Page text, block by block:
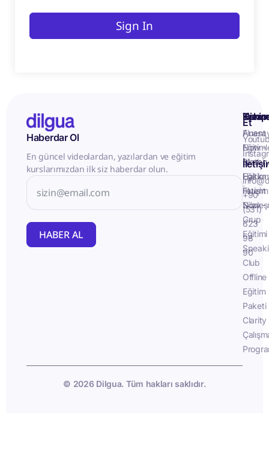
Sign In
Haberdar Ol
En güncel videolardan, yazılardan ve eğitim
kurslarımızdan ilk siz haberdar olun.
HABER AL
İletişim
Fluent
Now -
Birebir
Eğitim
Fluent
Now -
Grup
Eğitimi
Club
Offline
Eğitim
Paketi
Clarity
Takip
Et
+90
(531)
623
98
90
© 2026 Dilgua. Tüm hakları saklıdır.